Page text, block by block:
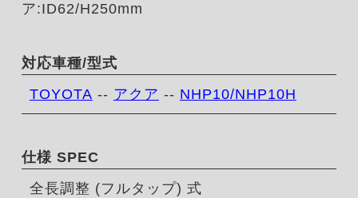
ア:ID62/H250mm
対応車種/型式
TOYOTA -- アクア -- NHP10/NHP10H
仕様 SPEC
全長調整 (フルタップ) 式